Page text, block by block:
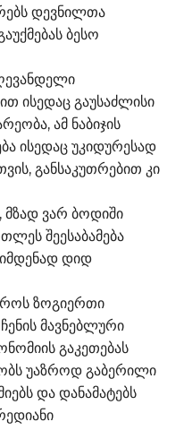
დევნილთა
ბესო
ისედაც გაუსაძლისი
ამ ნაბიჯის
ისედაც უკიდურესად
განსაკუთრებით კი
მზად ვარ ბოდიში
შეესაბამება
დიდ
ზოგიერთი
მავნებლური
გაკეთებას
უაზროდ გაბერილი
და დანამატებს